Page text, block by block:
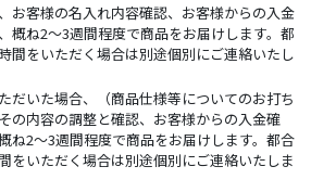
お客様の名入れ内容確認、お客様からの入金
概ね2～3週間程度で商品をお届けします。都
間をいただく場合は別途個別にご連絡いたし
だいた場合、（商品仕様等についてのお打ち
の内容の調整と確認、お客様からの入金確
ね2～3週間程度で商品をお届けします。都合
をいただく場合は別途個別にご連絡いたしま